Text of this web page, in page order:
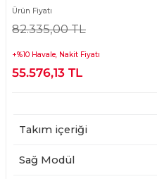
Ürün Fiyatı
82.335,00 TL
+%10 Havale, Nakit Fiyatı
55.576,13 TL
Takım içeriği
Sağ Modül